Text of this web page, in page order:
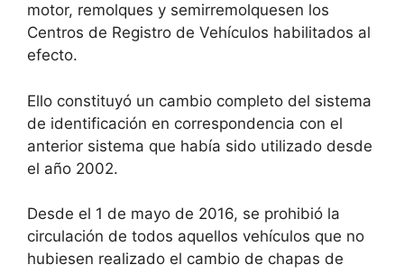
motor, remolques y semirremolquesen los
Centros de Registro de Vehículos habilitados al
efecto.
Ello constituyó un cambio completo del sistema
de identificación en correspondencia con el
anterior sistema que había sido utilizado desde
el año 2002.
Desde el 1 de mayo de 2016, se prohibió la
circulación de todos aquellos vehículos que no
hubiesen realizado el cambio de chapas de